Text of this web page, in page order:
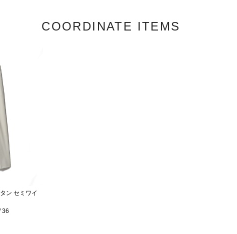
COORDINATE ITEMS
ン セミワイ
36